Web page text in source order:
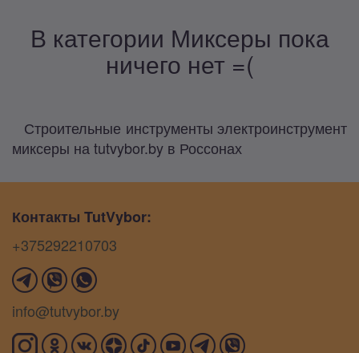
В категории Миксеры пока
ничего нет =(
Строительные инструменты электроинструмент
миксеры на tutvybor.by в Россонах
Контакты TutVybor:
+375292210703
info@tutvybor.by